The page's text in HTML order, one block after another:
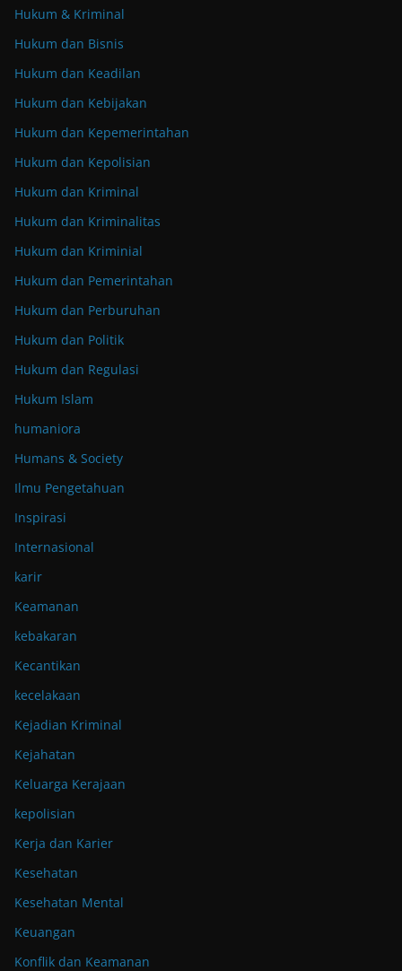
Hukum & Kriminal
Hukum dan Bisnis
Hukum dan Keadilan
Hukum dan Kebijakan
Hukum dan Kepemerintahan
Hukum dan Kepolisian
Hukum dan Kriminal
Hukum dan Kriminalitas
Hukum dan Kriminial
Hukum dan Pemerintahan
Hukum dan Perburuhan
Hukum dan Politik
Hukum dan Regulasi
Hukum Islam
humaniora
Humans & Society
Ilmu Pengetahuan
Inspirasi
Internasional
karir
Keamanan
kebakaran
Kecantikan
kecelakaan
Kejadian Kriminal
Kejahatan
Keluarga Kerajaan
kepolisian
Kerja dan Karier
Kesehatan
Kesehatan Mental
Keuangan
Konflik dan Keamanan